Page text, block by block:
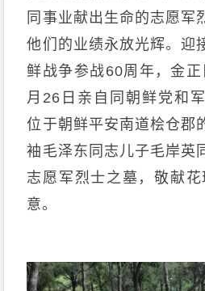
同事业献出生命的志愿军
他们的业绩永放光辉。迎
鲜战争参战60周年，金
月26日亲自同朝鲜党和
位于朝鲜平安南道桧仓郡
袖毛泽东同志儿子毛岸英
志愿军烈士之墓，敬献
意。